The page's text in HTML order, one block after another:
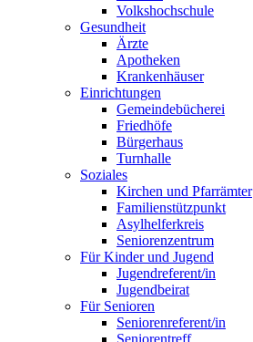
Volkshochschule
Gesundheit
Ärzte
Apotheken
Krankenhäuser
Einrichtungen
Gemeindebücherei
Friedhöfe
Bürgerhaus
Turnhalle
Soziales
Kirchen und Pfarrämter
Familienstützpunkt
Asylhelferkreis
Seniorenzentrum
Für Kinder und Jugend
Jugendreferent/in
Jugendbeirat
Für Senioren
Seniorenreferent/in
Seniorentreff